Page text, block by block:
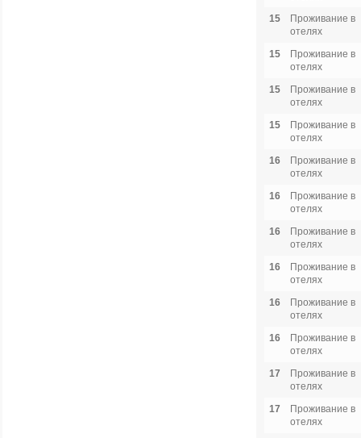
15
Проживание в
отелях
15
Проживание в
отелях
15
Проживание в
отелях
15
Проживание в
отелях
16
Проживание в
отелях
16
Проживание в
отелях
16
Проживание в
отелях
16
Проживание в
отелях
16
Проживание в
отелях
16
Проживание в
отелях
17
Проживание в
отелях
17
Проживание в
отелях